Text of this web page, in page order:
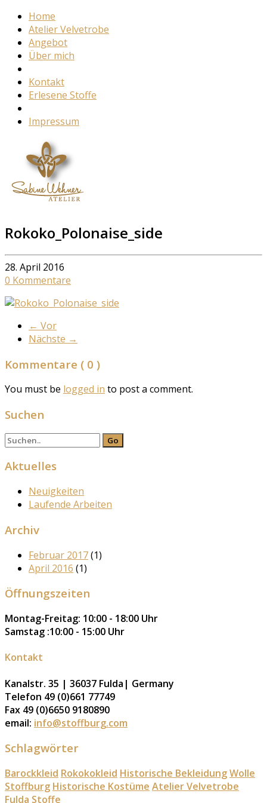
Home
Atelier Velvetrobe
Angebot
Über mich
Kontakt
Erlesene Stoffe
Impressum
Rokoko_Polonaise_side
28. April 2016
0 Kommentare
← Vor
Nächste →
Kommentare ( 0 )
You must be logged in to post a comment.
Suchen
Aktuelles
Neuigkeiten
Laufende Arbeiten
Archiv
Februar 2017(1)
April 2016 (1)
Öffnungszeiten
Montag-Freitag: 10:00 - 18:00 Uhr
Samstag :10:00 - 15:00 Uhr
Kontakt
Kanalstr. 35 | 36037 Fulda| Germany
Telefon 49 (0)661 77749
Fax 49 (0)6650 9180890
email: info@stoffburg.com
Schlagwörter
Barockkleid Rokokokleid Historische BekleidungWolle
Stoffburg Historische Kostüme Atelier Velvetrobe
Fulda Stoffe